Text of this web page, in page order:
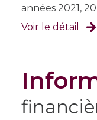
années 2021,
Voir le détail